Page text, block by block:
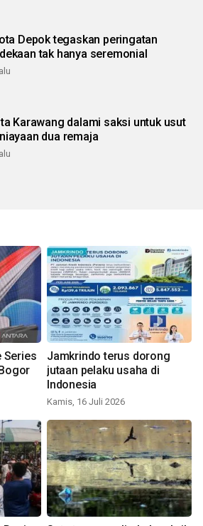
Depok tegaskan peringatan
tak hanya seremonial
Karawang dalami saksi untuk usut
dua remaja
Series
Jamkrindo terus dorong
jutaan pelaku usaha di
Indonesia
Kamis, 16 Juli 2026